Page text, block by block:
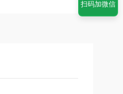
扫码加微信